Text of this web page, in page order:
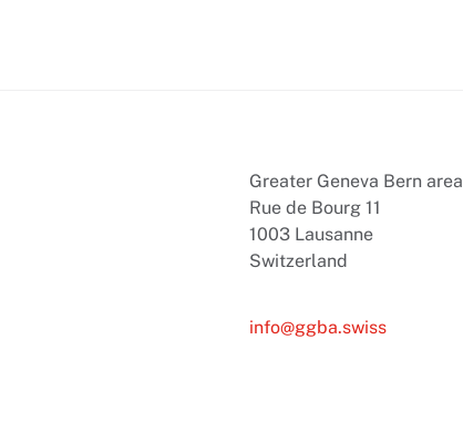
Greater Geneva Bern area
Rue de Bourg 11
1003 Lausanne
Switzerland
info@ggba.swiss